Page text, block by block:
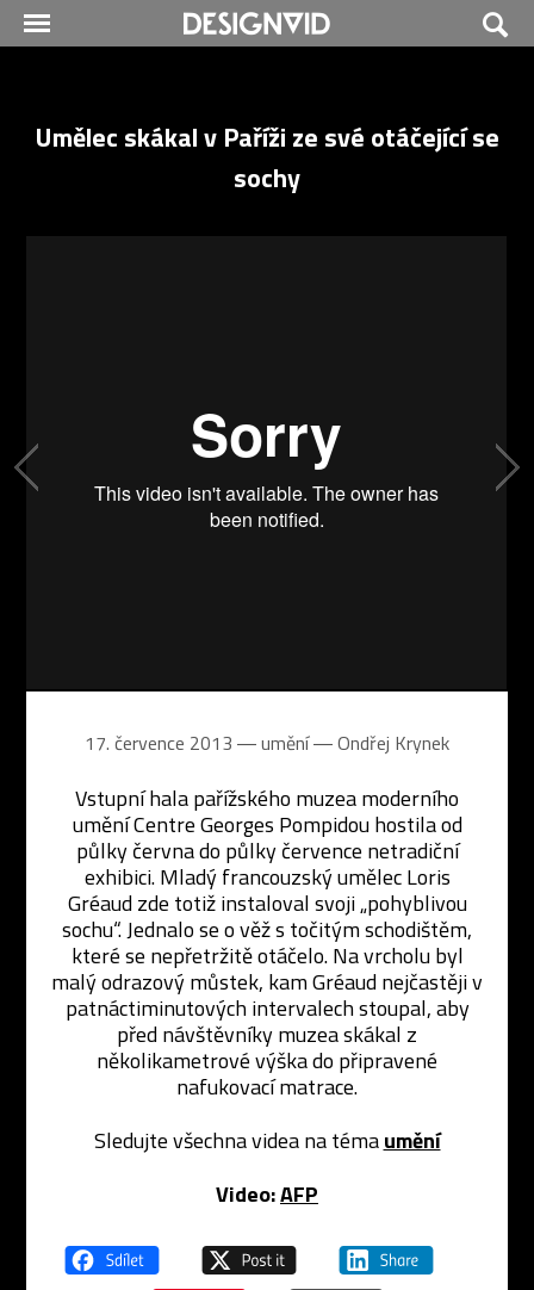
Umělec skákal v Paříži ze své otáčející se
sochy
17. července 2013 ― umění ―Ondřej Krynek
Vstupní hala pařížského muzea moderního
umění Centre Georges Pompidou hostila od
půlky června do půlky července netradiční
exhibici. Mladý francouzský umělec Loris
Gréaud zde totiž instaloval svoji „pohyblivou
sochu“. Jednalo se o věž s točitým schodištěm,
které se nepřetržitě otáčelo. Na vrcholu byl
malý odrazový můstek, kam Gréaud nejčastěji v
patnáctiminutových intervalech stoupal, aby
před návštěvníky muzea skákal z
několikametrové výška do připravené
nafukovací matrace.
Sledujte všechna videa na témaumění
Video:AFP